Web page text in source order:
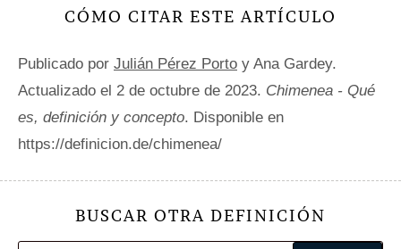
CÓMO CITAR ESTE ARTÍCULO
Publicado por Julián Pérez Porto y Ana Gardey.
Actualizado el 2 de octubre de 2023. Chimenea - Qué
es, definición y concepto. Disponible en
https://definicion.de/chimenea/
BUSCAR OTRA DEFINICIÓN